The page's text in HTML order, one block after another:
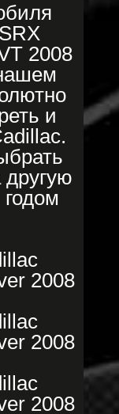
2008
и